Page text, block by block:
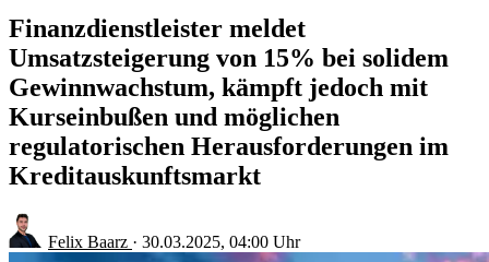
Finanzdienstleister meldet
Umsatzsteigerung von 15% bei solidem
Gewinnwachstum, kämpft jedoch mit
Kurseinbußen und möglichen
regulatorischen Herausforderungen im
Kreditauskunftsmarkt
Felix Baarz · 30.03.2025, 04:00 Uhr